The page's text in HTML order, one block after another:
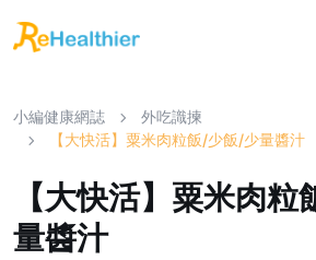
小編健康網誌
外吃識揀
【大快活】粟米肉粒飯/少飯/少量醬汁
【大快活】粟米肉
量醬汁